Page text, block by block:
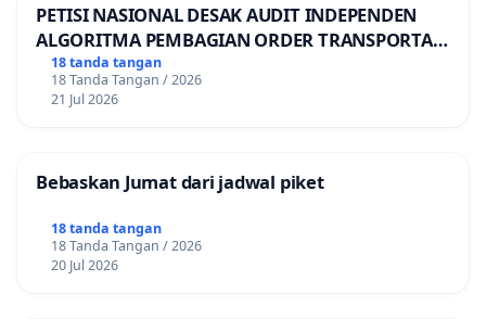
PETISI NASIONAL DESAK AUDIT INDEPENDEN
ALGORITMA PEMBAGIAN ORDER TRANSPORTASI
ONLINE
18 tanda tangan
18 Tanda Tangan / 2026
21 Jul 2026
Bebaskan Jumat dari jadwal piket
18 tanda tangan
18 Tanda Tangan / 2026
20 Jul 2026